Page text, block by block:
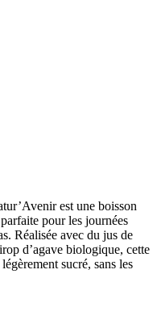
est une boisson
pour les journées
Réalisée avec du jus de
d’agave biologique, cette
sucré, sans les